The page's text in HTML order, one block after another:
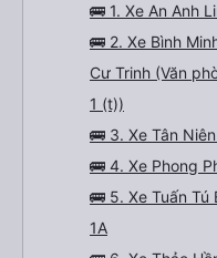
🚌 1. Xe An Anh
🚌 2. Xe Bình
Cư Trinh (Văn
1 (t))
🚌 3. Xe Tân
🚌 4. Xe Phong
🚌 5. Xe Tuấn Tú
1A